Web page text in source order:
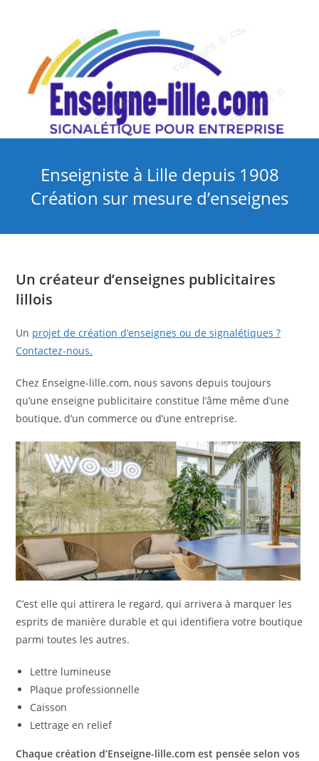
Enseigniste à Lille depuis 1908
Création sur mesure d’enseignes
Un créateur d’enseignes publicitaires
lillois
Un projet de création d’enseignes ou de signalétiques ?
Contactez-nous.
Chez Enseigne-lille.com, nous savons depuis toujours
qu’une enseigne publicitaire constitue l’âme même d’une
boutique, d’un commerce ou d’une entreprise.
C’est elle qui attirera le regard, qui arrivera à marquer les
esprits de manière durable et qui identifiera votre boutique
parmi toutes les autres.
Lettre lumineuse
Plaque professionnelle
Caisson
Lettrage en relief
Chaque création d’Enseigne-lille.com est pensée selon vos